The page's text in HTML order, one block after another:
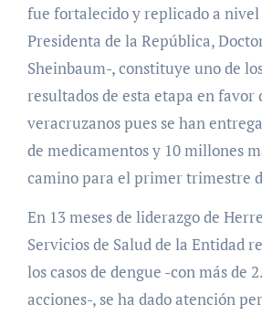
fue fortalecido y replicado a
Presidenta de la República,
Sheinbaum-, constituye uno de
resultados de esta etapa en favor
veracruzanos pues se han
de medicamentos y 10 millones
camino para el primer trimestre
En 13 meses de liderazgo de
Servicios de Salud de la Entidad
los casos de dengue -con más de
acciones-, se ha dado atención